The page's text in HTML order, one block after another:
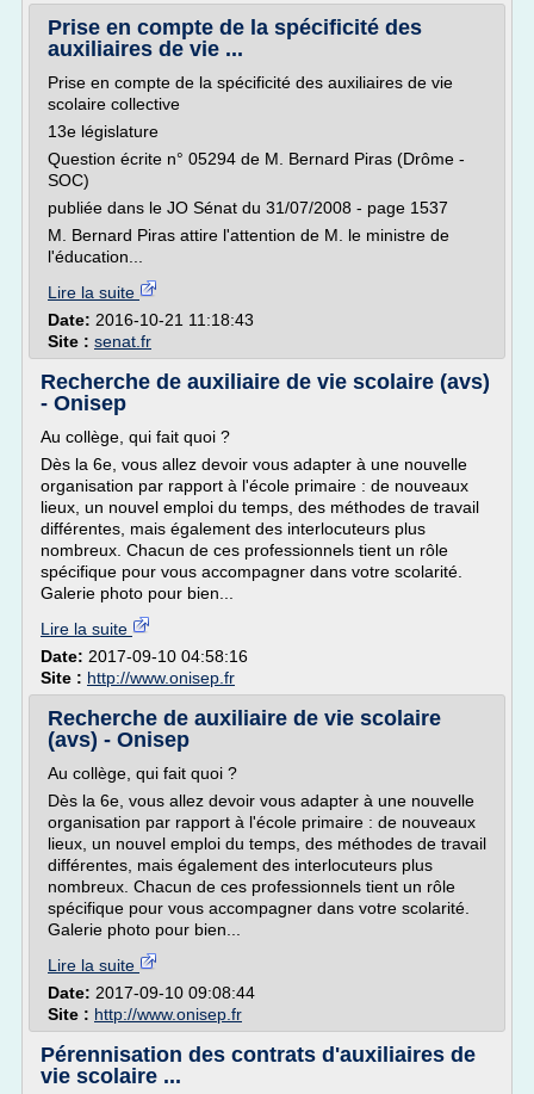
Prise en compte de la spécificité des
auxiliaires de vie ...
Prise en compte de la spécificité des auxiliaires de vie
scolaire collective
13e législature
Question écrite n° 05294 de M. Bernard Piras (Drôme -
SOC)
publiée dans le JO Sénat du 31/07/2008 - page 1537
M. Bernard Piras attire l'attention de M. le ministre de
l'éducation...
Lire la suite
Date: 2016-10-21 11:18:43
Site : senat.fr
Recherche de auxiliaire de vie scolaire (avs)
- Onisep
Au collège, qui fait quoi ?
Dès la 6e, vous allez devoir vous adapter à une nouvelle
organisation par rapport à l'école primaire : de nouveaux
lieux, un nouvel emploi du temps, des méthodes de travail
différentes, mais également des interlocuteurs plus
nombreux. Chacun de ces professionnels tient un rôle
spécifique pour vous accompagner dans votre scolarité.
Galerie photo pour bien...
Lire la suite
Date: 2017-09-10 04:58:16
Site : http://www.onisep.fr
Recherche de auxiliaire de vie scolaire
(avs) - Onisep
Au collège, qui fait quoi ?
Dès la 6e, vous allez devoir vous adapter à une nouvelle
organisation par rapport à l'école primaire : de nouveaux
lieux, un nouvel emploi du temps, des méthodes de travail
différentes, mais également des interlocuteurs plus
nombreux. Chacun de ces professionnels tient un rôle
spécifique pour vous accompagner dans votre scolarité.
Galerie photo pour bien...
Lire la suite
Date: 2017-09-10 09:08:44
Site : http://www.onisep.fr
Pérennisation des contrats d'auxiliaires de
vie scolaire ...